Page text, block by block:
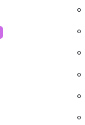
⚬
⚬
⚬
⚬
⚬
⚬